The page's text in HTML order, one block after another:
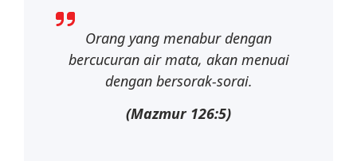
Orang yang menabur dengan
bercucuran air mata, akan menuai
dengan bersorak-sorai.
(Mazmur 126:5)